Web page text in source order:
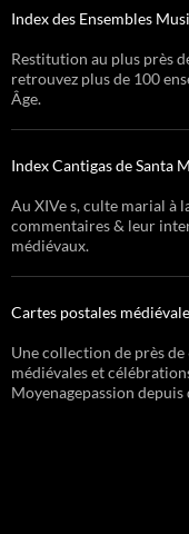
Index des Ensembles
Restitution au plus près
retrouvez plus de 100
Âge.
Index Cantigas de Santa
Au XIVe s, culte marial à
commentaires & leur
médiévaux.
Cartes postales
Une collection de près
médiévales et
Moyenagepassion depuis